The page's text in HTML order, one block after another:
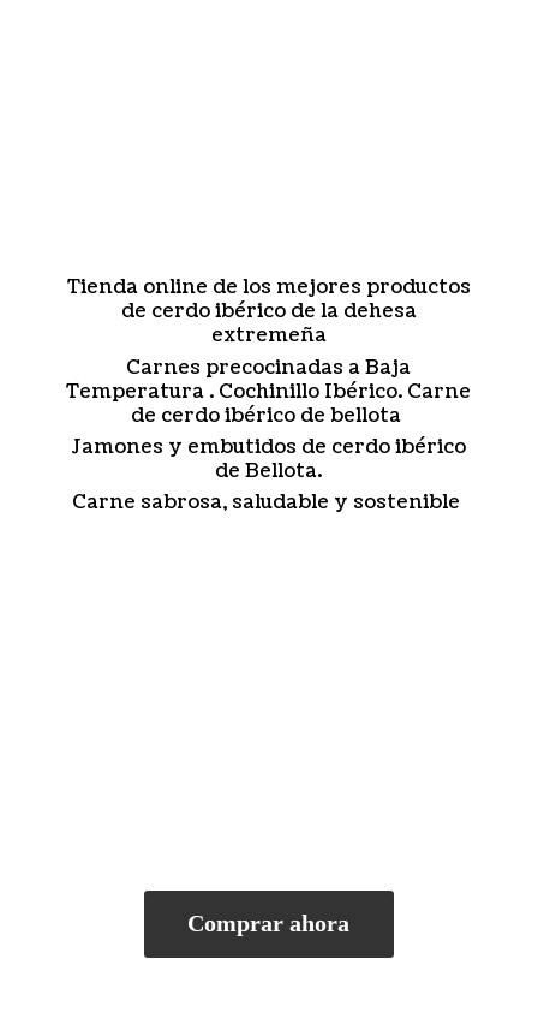
Tienda online de los mejores productos
de cerdo ibérico de la dehesa
extremeña
Carnes precocinadas a Baja
Temperatura . Cochinillo Ibérico. Carne
de cerdo ibérico de bellota
Jamones y embutidos de cerdo ibérico
de Bellota.
Carne sabrosa, saludable y sostenible
Comprar ahora